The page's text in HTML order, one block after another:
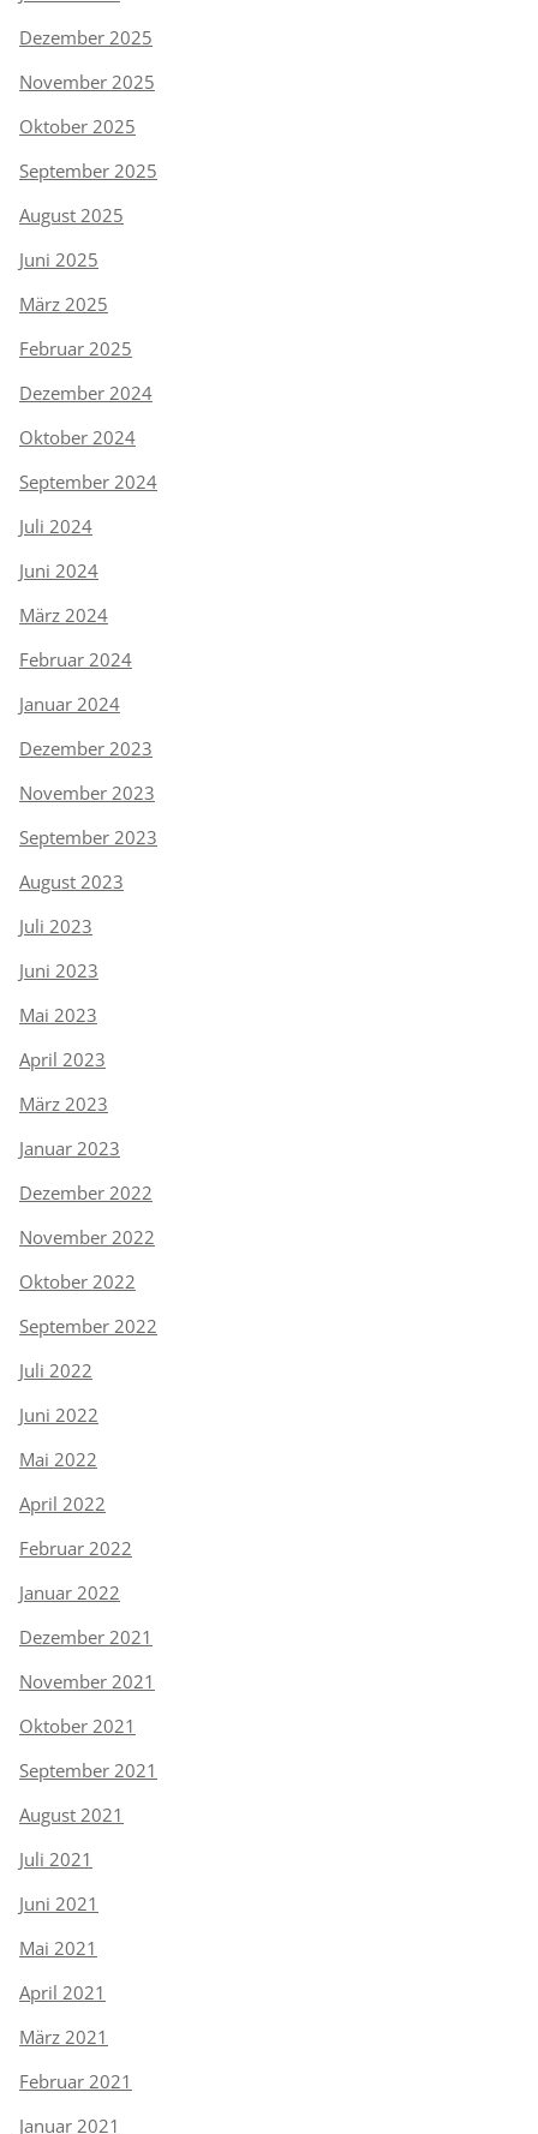
Dezember 2025
November 2025
Oktober 2025
September 2025
August 2025
Juni 2025
März 2025
Februar 2025
Dezember 2024
Oktober 2024
September 2024
Juli 2024
Juni 2024
März 2024
Februar 2024
Januar 2024
Dezember 2023
November 2023
September 2023
August 2023
Juli 2023
Juni 2023
Mai 2023
April 2023
März 2023
Januar 2023
Dezember 2022
November 2022
Oktober 2022
September 2022
Juli 2022
Juni 2022
Mai 2022
April 2022
Februar 2022
Januar 2022
Dezember 2021
November 2021
Oktober 2021
September 2021
August 2021
Juli 2021
Juni 2021
Mai 2021
April 2021
März 2021
Februar 2021
Januar 2021